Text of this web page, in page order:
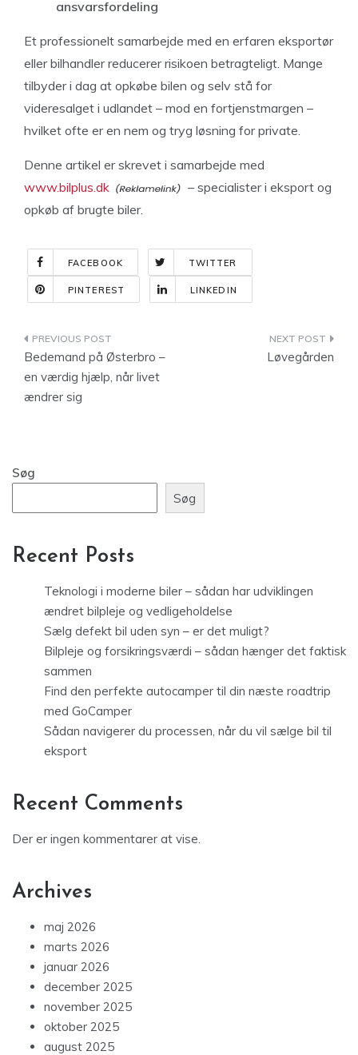
ansvarsfordeling
Et professionelt samarbejde med en erfaren eksportør
eller bilhandler reducerer risikoen betragteligt. Mange
tilbyder i dag at opkøbe bilen og selv stå for
videresalget i udlandet – mod en fortjenstmargen –
hvilket ofte er en nem og tryg løsning for private.
Denne artikel er skrevet i samarbejde med
www.bilplus.dk
– specialister i eksport og
opkøb af brugte biler.
FACEBOOK TWITTER
PINTEREST LINKEDIN
Indlægsnavigation
Bedemand på Østerbro –
en værdig hjælp, når livet
ændrer sig
Løvegården
Søg
Søg
Recent Posts
Teknologi i moderne biler – sådan har udviklingen
ændret bilpleje og vedligeholdelse
Sælg defekt bil uden syn – er det muligt?
Bilpleje og forsikringsværdi – sådan hænger det faktisk
sammen
Find den perfekte autocamper til din næste roadtrip
med GoCamper
Sådan navigerer du processen, når du vil sælge bil til
eksport
Recent Comments
Der er ingen kommentarer at vise.
Archives
maj 2026
marts 2026
januar 2026
december 2025
november 2025
oktober 2025
august 2025